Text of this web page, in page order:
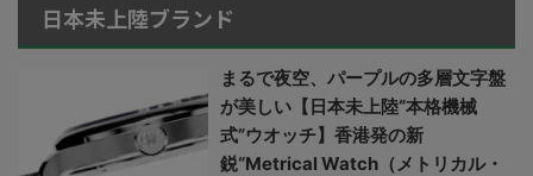
日本未上陸ブランド
まるで夜空、パープルの多層文字盤
が美しい【日本未上陸“本格機械
式”ウオッチ】香港発の新
鋭“Metrical Watch（メトリカル・